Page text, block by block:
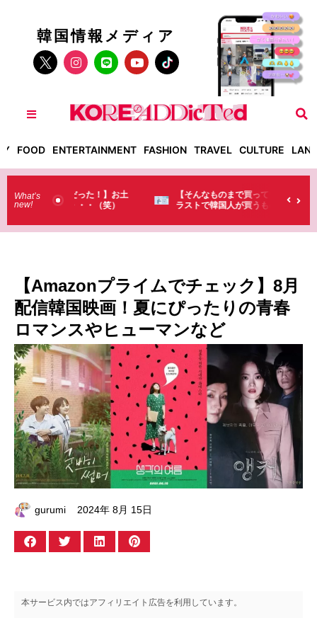
韓国情報メディア
FOOD ENTERTAINMENT FASHION TRAVEL CULTURE
What’s
new!
！】お土
（笑）
【そんなものまで買っていくの？】日本のド
ラストで韓国人が買うものがちょっと…
【Amazonプライムでチェック】8月
配信韓国映画！夏にぴったりの青春
ロマンスやヒューマンなど
gurumi 2024年 8月 15日
本サービス内ではアフィリエイト広告を利用しています。